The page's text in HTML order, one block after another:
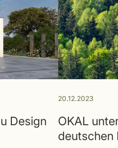
Design
20.12.2023
OKAL
deutschen